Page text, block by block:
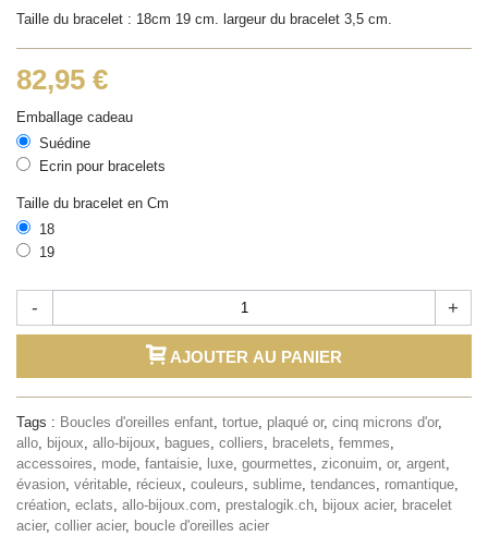
Taille du bracelet : 18cm 19 cm. largeur du bracelet 3,5 cm.
82,95 €
Emballage cadeau
Suédine
Ecrin pour bracelets
Taille du bracelet en Cm
18
19
- +
AJOUTER AU PANIER
Tags : Boucles d'oreilles enfant, tortue, plaqué or, cinq microns d'or,
allo, bijoux, allo-bijoux, bagues, colliers, bracelets, femmes,
accessoires, mode, fantaisie, luxe, gourmettes, ziconuim, or, argent,
évasion, véritable, récieux, couleurs, sublime, tendances, romantique,
création, eclats, allo-bijoux.com, prestalogik.ch, bijoux acier, bracelet
acier, collier acier, boucle d'oreilles acier